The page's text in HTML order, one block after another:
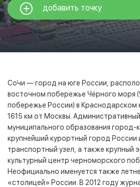
добавить точку
Со́чи — город на юге России,
восточном побережье Чёрного моря
побережье России) в Краснодарском
1615 км от Москвы.
муниципального образования
крупнейший курортный город России
транспортный узел, а также крупный
культурный центр черноморского
Неофициально именуется также
«столицей» России. В 2012 году